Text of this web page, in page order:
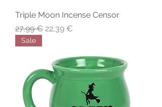
Triple Moon Incense Censor
Precio
27,99 € Precio de oferta
22,39 €
Sale